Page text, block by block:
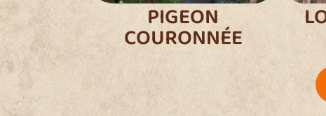
PIGEON
COURONNÉE